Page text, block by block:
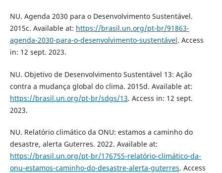
NU. Agenda 2030 para o Desenvolvimento Sustentável.
2015c. Available at: https://brasil.un.org/pt-br/91863-
agenda-2030-para-o-desenvolvimento-sustentável. Access
in: 12 sept. 2023.
NU. Objetivo de Desenvolvimento Sustentável 13: Ação
contra a mudança global do clima. 2015d. Available at:
https://brasil.un.org/pt-br/sdgs/13. Access in: 12 sept.
2023.
NU. Relatório climático da ONU: estamos a caminho do
desastre, alerta Guterres. 2022. Available at:
https://brasil.un.org/pt-br/176755-relatório-climático-da-
onu-estamos-caminho-do-desastre-alerta-guterres. Access